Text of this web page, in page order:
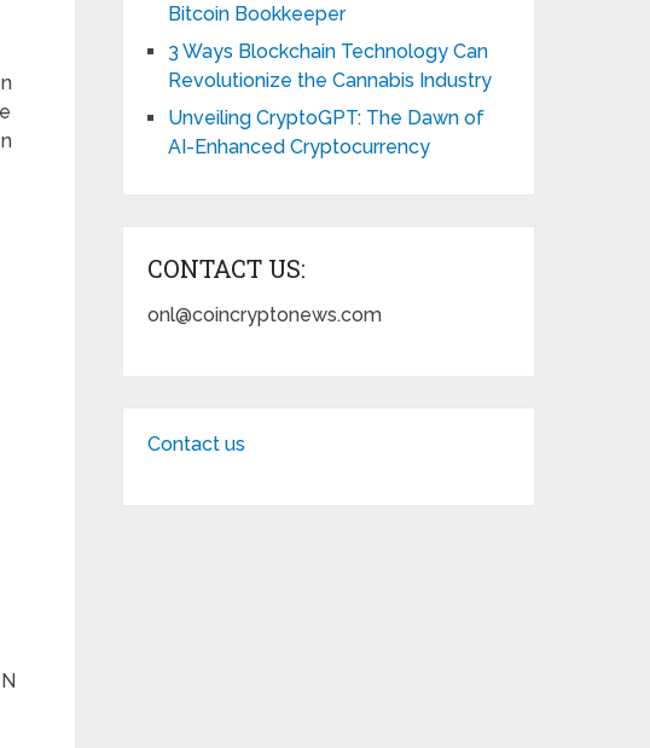
Bitcoin Bookkeeper
3 Ways Blockchain Technology Can
Revolutionize the Cannabis Industry
Unveiling CryptoGPT: The Dawn of
AI-Enhanced Cryptocurrency
CONTACT US:
onl@coincryptonews.com
Contact us